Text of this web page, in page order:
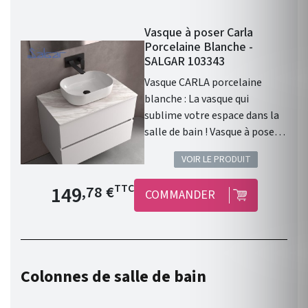
Vasque à poser Carla
Porcelaine Blanche -
SALGAR 103343
Vasque CARLA porcelaine
blanche : La vasque qui
sublime votre espace dans la
salle de bain ! Vasque à poser
CARLA sans siphon ni bonde
de vidage clic-clac
PORCELAINE BLANCHE Ø 360
x 105 mm . Vasque à poser .
Matière : Porcelaine. Finition :
Gamme : CARLA . Fabriqué en
VOIR LE PRODUIT
Prix de base
149,78 €TTC COMMANDER
Colonnes de salle de bain